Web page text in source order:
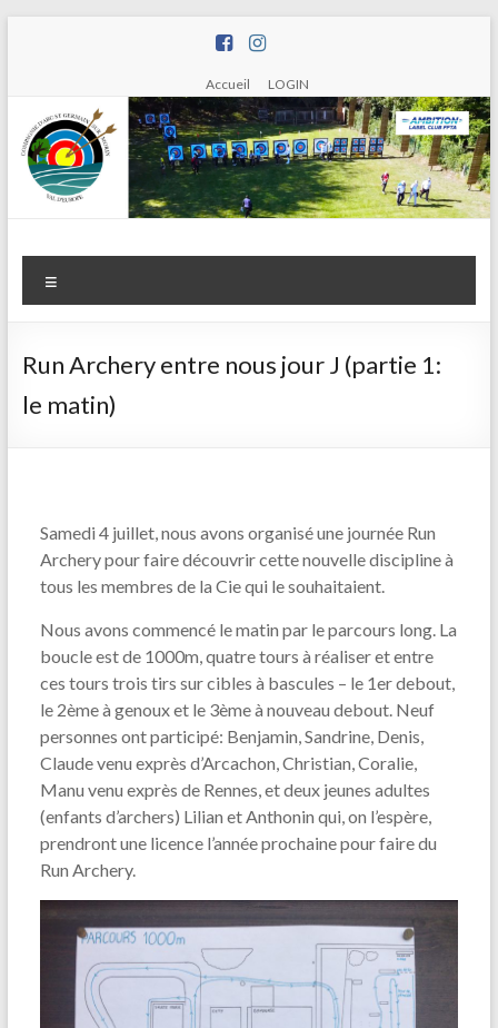
Accueil LOGIN
Compagnie
d'arc de
Saint
Germain
Run Archery entre nous jour J (partie 1:
le matin)
Samedi 4 juillet, nous avons organisé une journée Run
Archery pour faire découvrir cette nouvelle discipline à
tous les membres de la Cie qui le souhaitaient.
Nous avons commencé le matin par le parcours long. La
boucle est de 1000m, quatre tours à réaliser et entre
ces tours trois tirs sur cibles à bascules – le 1er debout,
le 2ème à genoux et le 3ème à nouveau debout. Neuf
personnes ont participé: Benjamin, Sandrine, Denis,
Claude venu exprès d’Arcachon, Christian, Coralie,
Manu venu exprès de Rennes, et deux jeunes adultes
(enfants d’archers) Lilian et Anthonin qui, on l’espère,
prendront une licence l’année prochaine pour faire du
Run Archery.